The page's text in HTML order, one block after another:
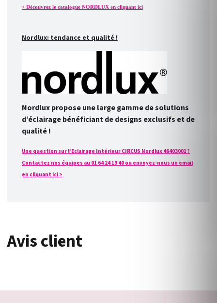
> Découvrez le catalogue NORDLUX en cliquant ici
Nordlux: tendance et qualité !
Nordlux propose une large gamme de solutions
d’éclairage bénéficiant de designs exclusifs et de
qualité !
Une question sur l'Eclairage Intérieur CIRCUS Nordlux 46403001 ?
Contactez nos équipes au 01 64 24 19 40 ou envoyez-nous un email
en cliquant ici >
Avis client